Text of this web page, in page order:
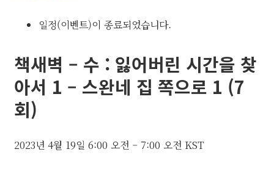
일정(이벤트)이 종료되었습니다.
책새벽 – 수 : 잃어버린 시간을 찾
아서 1 – 스완네 집 쪽으로 1 (7
회)
2023년 4월 19일 6:00 오전 – 7:00 오전 KST